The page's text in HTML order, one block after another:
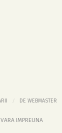
/ DE WEBMASTER
VARA IMPREUNA